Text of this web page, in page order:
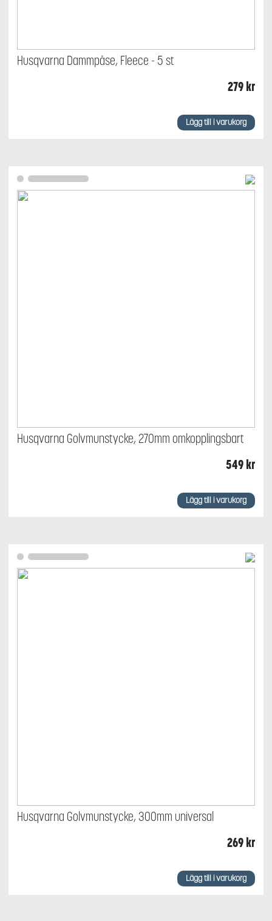
Husqvarna Dammpåse, Fleece - 5 st
279kr
Lägg till i varukorg
Husqvarna Golvmunstycke, 270mm omkopplingsbart
549 kr
Lägg till i varukorg
Husqvarna Golvmunstycke, 300mm universal
269 kr
Lägg till i varukorg